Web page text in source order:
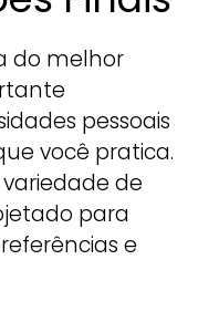
do melhor
pessoais
você pratica.
de
para
e